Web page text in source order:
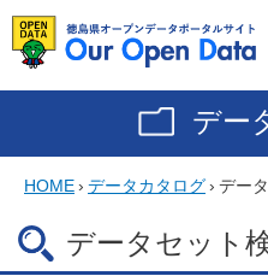
デー
HOME› データカタログ› デー
データセット